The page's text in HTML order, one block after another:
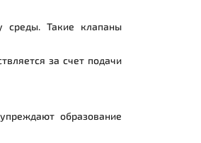
среды. Такие клапаны
за счет подачи
образование